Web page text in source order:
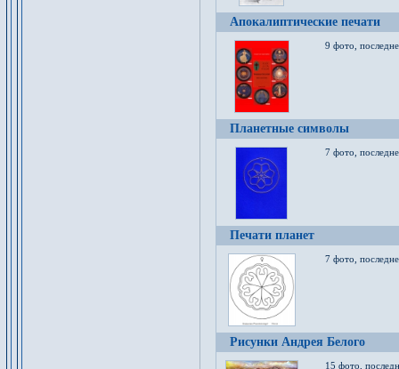
Апокалиптические печати
9 фото,
Планетные символы
7 фото,
Печати планет
7 фото,
Рисунки Андрея Белого
15 фото,